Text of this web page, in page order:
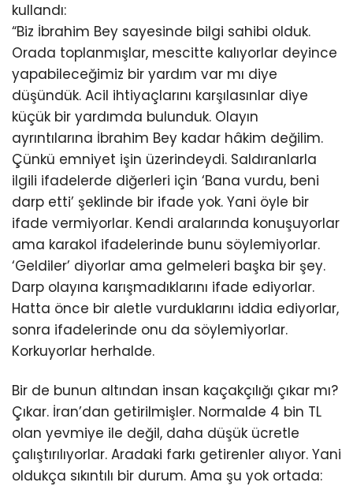
kullandı:
“Biz İbrahim Bey sayesinde bilgi sahibi olduk.
Orada toplanmışlar, mescitte kalıyorlar deyince
yapabileceğimiz bir yardım var mı diye
düşündük. Acil ihtiyaçlarını karşılasınlar diye
küçük bir yardımda bulunduk. Olayın
ayrıntılarına İbrahim Bey kadar hâkim değilim.
Çünkü emniyet işin üzerindeydi. Saldıranlarla
ilgili ifadelerde diğerleri için ‘Bana vurdu, beni
darp etti’ şeklinde bir ifade yok. Yani öyle bir
ifade vermiyorlar. Kendi aralarında konuşuyorlar
ama karakol ifadelerinde bunu söylemiyorlar.
‘Geldiler’ diyorlar ama gelmeleri başka bir şey.
Darp olayına karışmadıklarını ifade ediyorlar.
Hatta önce bir aletle vurduklarını iddia ediyorlar,
sonra ifadelerinde onu da söylemiyorlar.
Korkuyorlar herhalde.
Bir de bunun altından insan kaçakçılığı çıkar mı?
Çıkar. İran’dan getirilmişler. Normalde 4 bin TL
olan yevmiye ile değil, daha düşük ücretle
çalıştırılıyorlar. Aradaki farkı getirenler alıyor. Yani
oldukça sıkıntılı bir durum. Ama şu yok ortada: